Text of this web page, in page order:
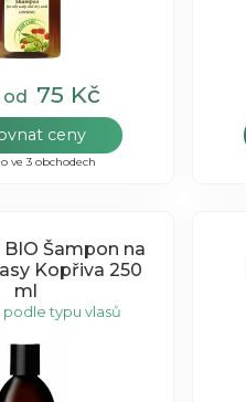
od 75 Kč
ceny
ve 3 obchodech
Šampon na
Kopřiva 250
ml
typu vlasů